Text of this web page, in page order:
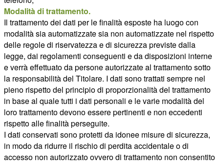
Modalità di trattamento.
Il trattamento dei dati per le finalità esposte ha luogo con
modalità sia automatizzate sia non automatizzate nel rispetto
delle regole di riservatezza e di sicurezza previste dalla
legge, dai regolamenti conseguenti e da disposizioni interne
e verrà effettuato da persone autorizzate al trattamento sotto
la responsabilità del Titolare. I dati sono trattati sempre nel
pieno rispetto del principio di proporzionalità del trattamento
in base al quale tutti i dati personali e le varie modalità del
loro trattamento devono essere pertinenti e non eccedenti
rispetto alle finalità perseguite.
I dati conservati sono protetti da idonee misure di sicurezza,
in modo da ridurre il rischio di perdita accidentale o di
accesso non autorizzato ovvero di trattamento non consentito